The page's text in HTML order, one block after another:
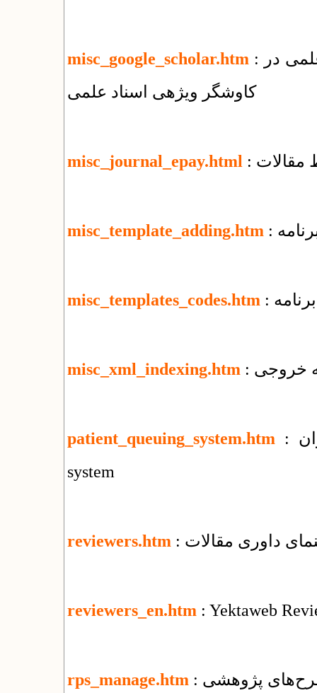
misc_google_scholar.htm : نحوه ثبت مقالات منتشر شده در پایگاههای علمی در
کاوشگر ویژهی اسناد علمی
misc_journal_epay.html مقالات
misc_template_adding.htm
misc_templates_codes.htm
misc_xml_indexing.htm
patient_queuing_system.htm : سامانه نوبت دهی بیماران : patient queuing
system
reviewers.htm داوری مقالات
reviewers_en.htm : Yektaweb
rps_manage.htm پژوهشی